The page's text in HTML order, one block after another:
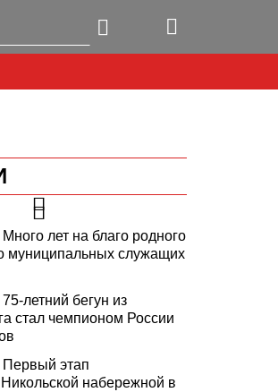
Много лет на благо родного
муниципальных служащих
75-летний бегун из
стал чемпионом России
Первый этап
Никольской набережной в